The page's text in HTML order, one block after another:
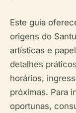
Este guia
origens do
artísticas e
detalhes
horários,
próximas. Para
oportunas,